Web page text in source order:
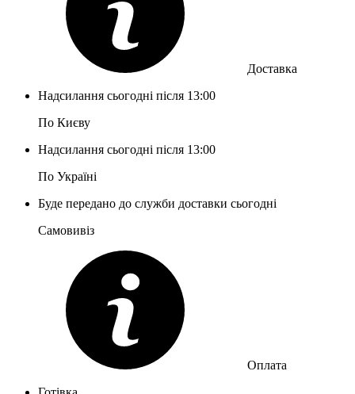
Доставка
Надсилання сьогодні після 13:00
По Києву
Надсилання сьогодні після 13:00
По Україні
Буде передано до служби доставки сьогодні
Самовивіз
Оплата